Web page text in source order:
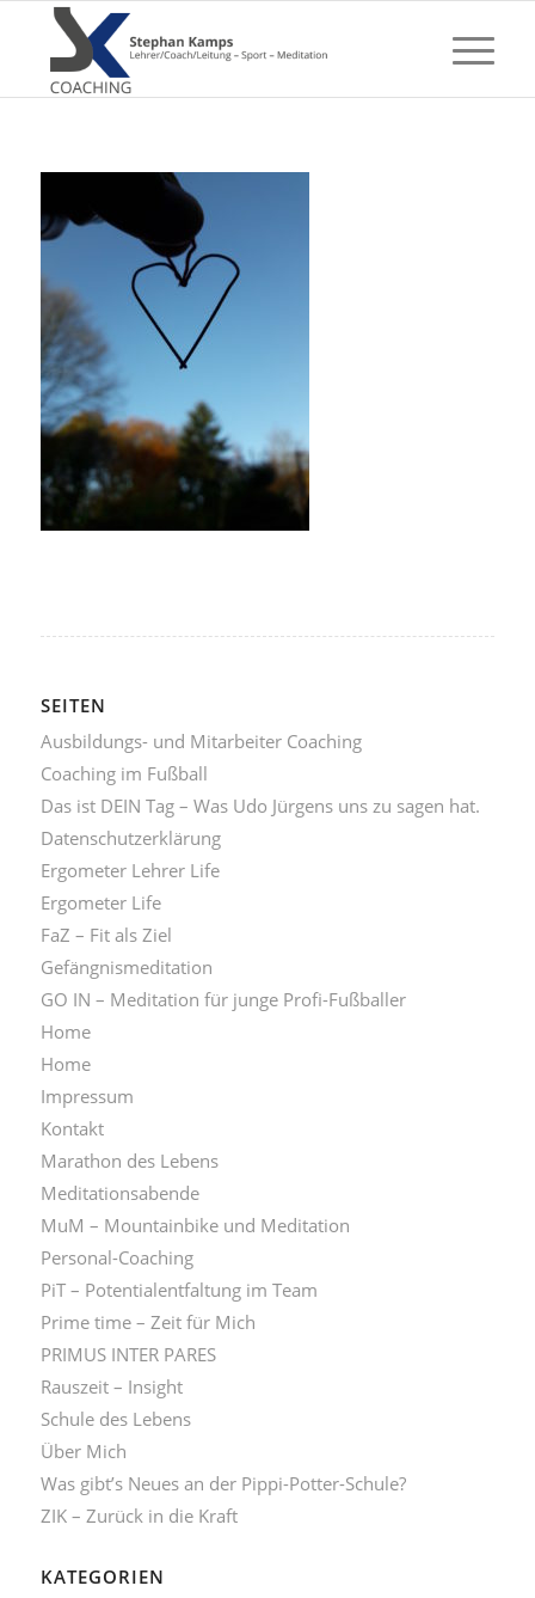
SEITEN
Ausbildungs- und Mitarbeiter Coaching
Coaching im Fußball
Das ist DEIN Tag – Was Udo Jürgens uns zu sagen hat.
Datenschutzerklärung
Ergometer Lehrer Life
Ergometer Life
FaZ – Fit als Ziel
Gefängnismeditation
GO IN – Meditation für junge Profi-Fußballer
Home
Home
Impressum
Kontakt
Marathon des Lebens
Meditationsabende
MuM – Mountainbike und Meditation
Personal-Coaching
PiT – Potentialentfaltung im Team
Prime time – Zeit für Mich
PRIMUS INTER PARES
Rauszeit – Insight
Schule des Lebens
Über Mich
Was gibt’s Neues an der Pippi-Potter-Schule?
ZIK – Zurück in die Kraft
KATEGORIEN